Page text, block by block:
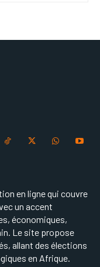
en ligne qui couvre
un accent
économiques,
Le site propose
allant des élections
en Afrique.